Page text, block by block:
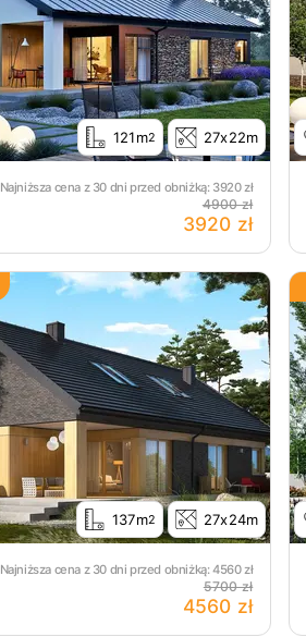
121m2 27x22m
Najniższa cena z 30 dni przed obniżką: 3920zł
4900 zł
3920 zł
137m2 27x24m
Najniższa cena z 30 dni przed obniżką:4560zł
5700 zł
4560 zł